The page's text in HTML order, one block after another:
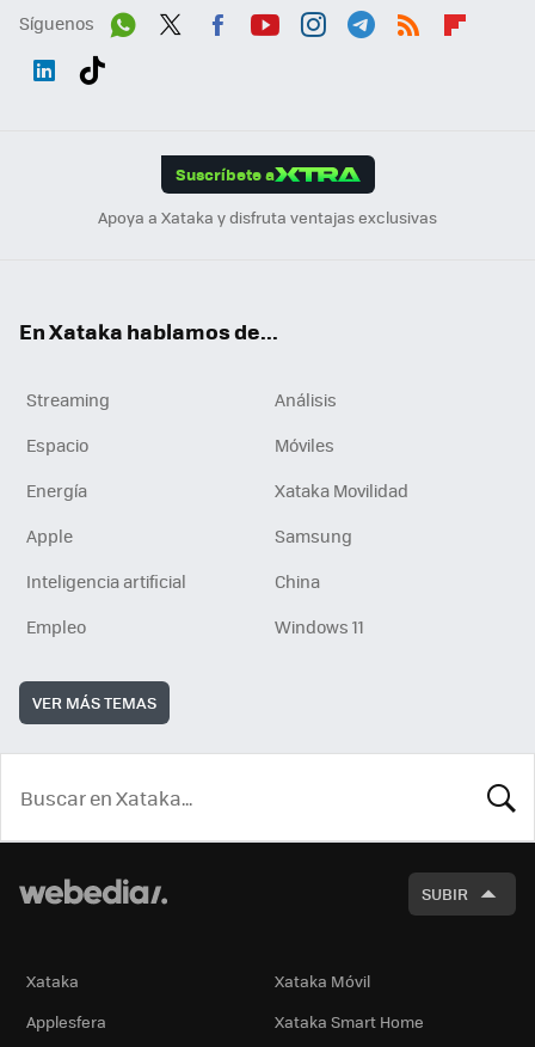
Síguenos
Suscríbete a
Apoya a Xataka y disfruta ventajas exclusivas
En Xataka hablamos de...
Streaming
Análisis
Espacio
Móviles
Energía
Xataka Movilidad
Apple
Samsung
Inteligencia artificial
China
Empleo
Windows 11
VER MÁS TEMAS
SUBIR
Xataka
Xataka Móvil
Applesfera
Xataka Smart Home